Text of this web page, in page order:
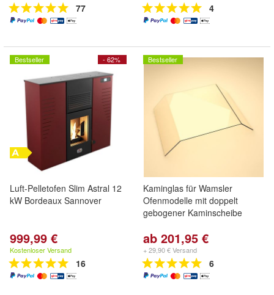
77 4
- 62%
Bestseller
Luft-Pelletofen Slim Astral 12
kW Bordeaux Sannover
999,99 €
Kostenloser Versand
16
Bestseller
Kaminglas für Wamsler
Ofenmodelle mit doppelt
gebogener Kaminscheibe
ab 201,95 €
+ 29,90 € Versand
6